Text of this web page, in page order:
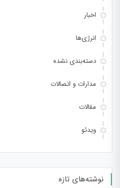
اخبار
انرژی‌ها
دسته‌بندی نشده
مدارات و اتصالات
مقالات
ویدئو
نوشته‌های تازه